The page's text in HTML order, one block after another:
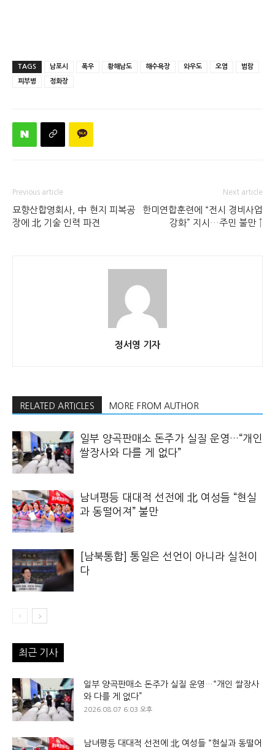
TAGS 남포시 폭우 황해남도 해수욕장 와우도 오염 범람
피부병 정화장
Previous article
묘향산합영회사, 中 현지 피복공
장에 北 기술 인력 파견
Next article
한미연합훈련에 “전시 경비사업
강화” 지시…주민 불만 ↑
정서영 기자
RELATED ARTICLES MORE FROM AUTHOR
일부 양곡판매소 돈주가 실질 운영…“개인
쌀장사와 다를 게 없다”
남녀평등 대대적 선전에 北 여성들 “현실
과 동떨어져” 불만
[남북통합] 통일은 선언이 아니라 실천이
다
최근 기사
일부 양곡판매소 돈주가 실질 운영…“개인 쌀장사
와 다를 게 없다”
2026.08.07 6:03 오후
남녀평등 대대적 선전에 北 여성들 “현실과 동떨어